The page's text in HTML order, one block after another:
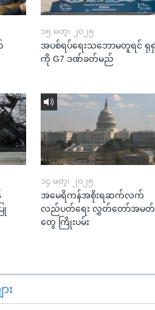
၁၅ မတ္၊ ၂၀၂၅
အပစ်ရပ်ရေးသဘောမတူရင် ရုရှ
ကို G7 ဒဏ်ခတ်မည်
၁၄ မတ္၊ ၂၀၂၅
အမေရိကန်အစိုးရဆက်လက်
လည်ပတ်ရေး လွှတ်တော်အမတ်
တွေ ကြိုးပမ်း
း